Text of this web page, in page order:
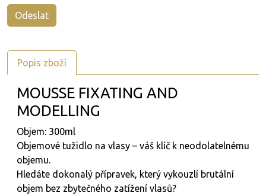
Popis zboží
MOUSSE FIXATING AND
MODELLING
Objem: 300ml
Objemové tužidlo na vlasy – váš klíč k neodolatelnému
objemu.
Hledáte dokonalý přípravek, který vykouzlí brutální
objem bez zbytečného zatížení vlasů?